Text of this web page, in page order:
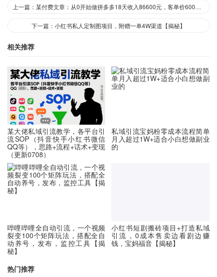
上一篇：某付费文章：从0开始做拼多多18天收入86600元，客单价600块稳定日销过万，我都做对了什么?
下一篇：小红书私人定制图项目，附赠一单4W渠道【揭秘】
相关推荐
某大佬私域引流教学，各平台引
流SOP（抖音快手小红书微信
QQ等），思路+流程+话术+变现
（更新0708）
私域引流宝妈粉零成本流程简单
月入超过1W+适合小白想做副业
的
哔哩哔哩全自动引流，一个视频
裂变100个矩阵玩法，搭配全自
动养号，发布，监控工具【揭
秘】
小红书短剧搬砖项目+打造私域
引流，0成本售卖边看剧边赚
钱，宝妈福音【揭秘】
热门推荐